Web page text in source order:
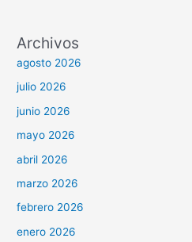
Archivos
agosto 2026
julio 2026
junio 2026
mayo 2026
abril 2026
marzo 2026
febrero 2026
enero 2026